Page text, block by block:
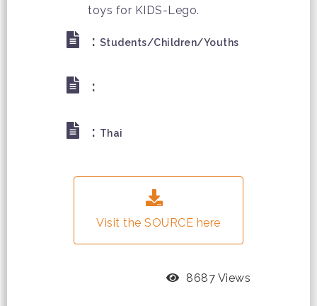
toys for KIDS-Lego.
: Students/Children/Youths
:
: Thai
Visit the SOURCE here
8687 Views